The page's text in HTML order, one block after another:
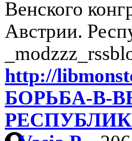
Венского
Австрии.
http://
БОРЬБА-В-